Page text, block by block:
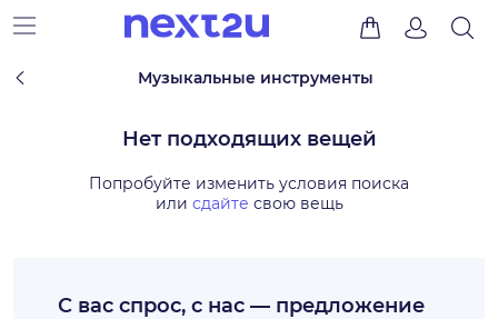
Музыкальные инструменты
Нет подходящих вещей
Попробуйте изменить условия поиска
или сдайте свою вещь
С вас спрос, с нас — предложение